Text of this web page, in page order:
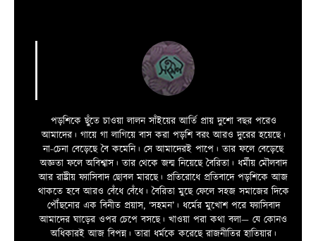
পড়শিকে ছুঁতে চাওয়া লালন সাঁইয়ের আর্তি প্রায় দুশো বছর পরেও
আমাদের। গায়ে গা লাগিয়ে বাস করা পড়শি বরং আরও দুরের হয়েছে।
না-চেনা বেড়েছে বৈ কমেনি। সে আমাদেরই পাপে। তার ফলে বেড়েছে
অজ্ঞতা ফলে অবিশ্বাস। তার থেকে জন্ম নিয়েছে বৈরিতা। ধর্মীয় মৌলবাদ
আর রাষ্ট্রীয় ফ্যাসিবাদ ছোবল মারছে। প্রতিরোধে প্রতিবাদে পড়শিকে আজ
থাকতে হবে আরও বেঁধে বেঁধে। বৈরিতা মুছে ফেলে সহজ সমাজের দিকে
পৌঁছনোর এক বিনীত প্রয়াস, ‘সহমন’। ধর্মের মুখোশ পরে ফ্যাসিবাদ
আমাদের ঘাড়ের ওপর চেপে বসছে। খাওয়া পরা কথা বলা—­­ যে কোনও
অধিকারই আজ বিপন্ন। তারা ধর্মকে করেছে রাজনীতির হাতিয়ার।